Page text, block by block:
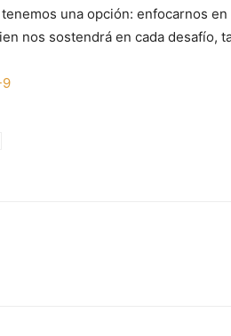
una opción: enfocarnos
nos sostendrá en cada desafío,
9